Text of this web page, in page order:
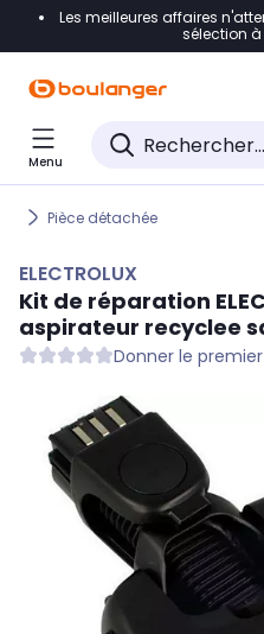
Accéder directement à la
Accéder directement au
Accéder directement au
Les meilleures affaires
sélection
Menu
Pièce détachée
ELECTROLUX
Kit de réparation
aspirateur recyclee
Donner le